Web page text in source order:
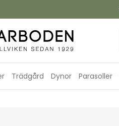
Trädgård Dynor Parasoller